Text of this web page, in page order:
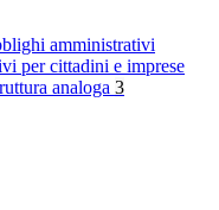
amministrativi
per cittadini e imprese
analoga 3